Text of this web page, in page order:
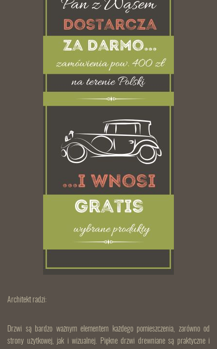
Architekt radzi:
Drzwi są bardzo ważnym elementem każdego pomieszczenia, zarówno od
strony użytkowej, jak i wizualnej. Piękne drzwi drewniane są praktyczne i